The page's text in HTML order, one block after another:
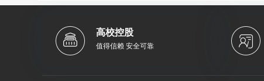
高校控股
值得信赖 安全可靠